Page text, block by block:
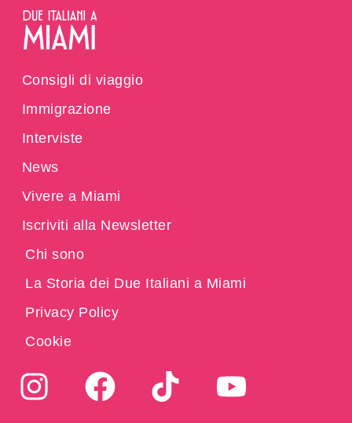
Consigli di viaggio
Immigrazione
Interviste
News
Vivere a Miami
Iscriviti alla Newsletter
Chi sono
La Storia dei Due Italiani a Miami
Privacy Policy
Cookie